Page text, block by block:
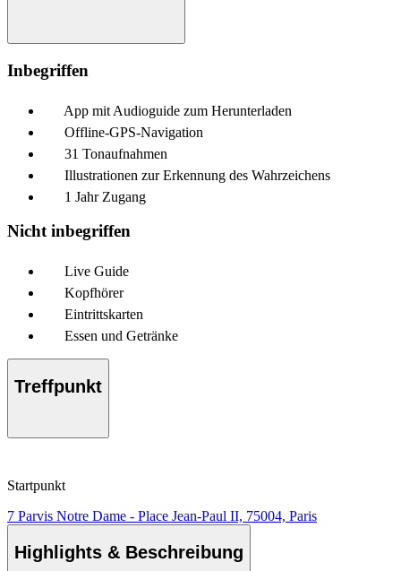
Inbegriffen
App mit Audioguide zum Herunterladen
Offline-GPS-Navigation
31 Tonaufnahmen
Illustrationen zur Erkennung des Wahrzeichens
1 Jahr Zugang
Nicht inbegriffen
Live Guide
Kopfhörer
Eintrittskarten
Essen und Getränke
Treffpunkt
Startpunkt
7 Parvis Notre Dame - Place Jean-Paul II, 75004, Paris
Highlights & Beschreibung